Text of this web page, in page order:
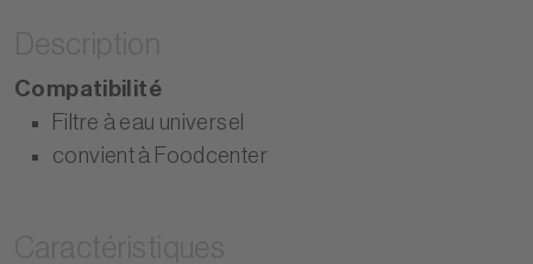
Compatibilité
Filtre à eau universel
convient à Foodcenter